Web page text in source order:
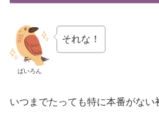
ばいろん
それな！
いつまでたっても特に本番がない